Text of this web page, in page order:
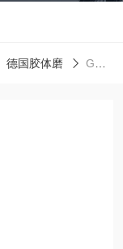
德国胶体磨 GM2000/4黄豆豆浆研磨德国超高速胶体磨